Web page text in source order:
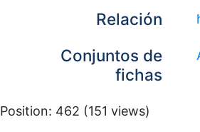
Relación
Conjuntos de
fichas
Position: 462 (151 views)